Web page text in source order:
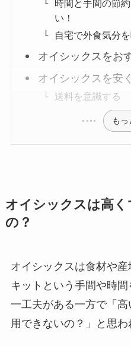
時間と手間の節
い！
自宅で外食気分
オイシックスをお
オイシックスを安
送料を意識する
もっ
オイシックスは高
の？
オイシックスは食材や
キットという手間や時
一工夫がある一方で「
用できないの？」と思わ